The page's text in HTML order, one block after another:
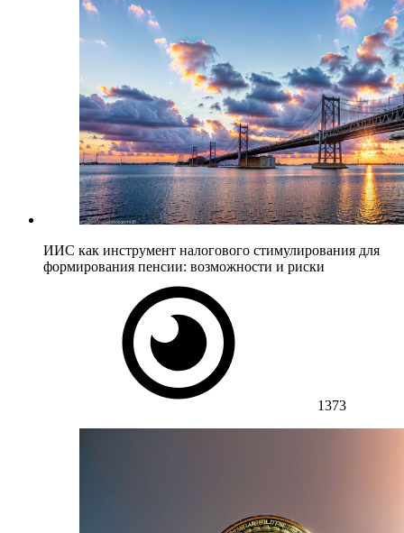
ИИС как инструмент налогового стимулирования для
формирования пенсии: возможности и риски
1373